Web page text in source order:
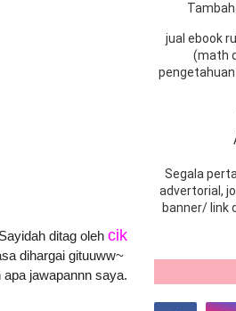
ditag oleh cik
dihargai gituuww~
jawapannn saya.
jual ebook
(math
Segala
advertorial,
banner/ link